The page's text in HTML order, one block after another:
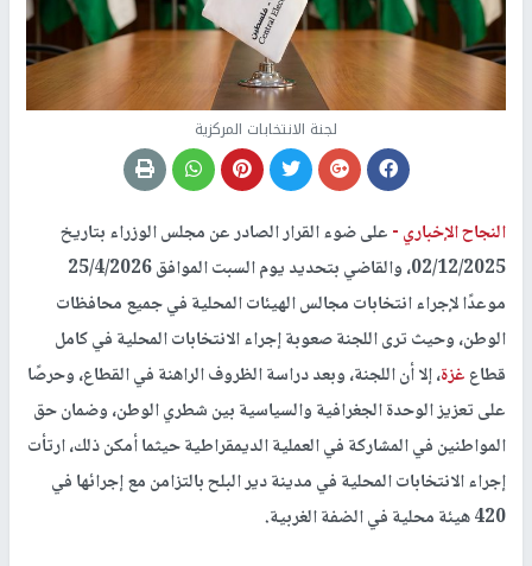
لجنة الانتخابات المركزية
النجاح الإخباري -على ضوء القرار الصادر عن مجلس الوزراء بتاريخ
02/12/2025، والقاضي بتحديد يوم السبت الموافق 25/4/2026
موعدًا لإجراء انتخابات مجالس الهيئات المحلية في جميع محافظات
الوطن، وحيث ترى اللجنة صعوبة إجراء الانتخابات المحلية في كامل
قطاعغزة، إلا أن اللجنة، وبعد دراسة الظروف الراهنة في القطاع، وحرصًا
على تعزيز الوحدة الجغرافية والسياسية بين شطري الوطن، وضمان حق
المواطنين في المشاركة في العملية الديمقراطية حيثما أمكن ذلك، ارتأت
إجراء الانتخابات المحلية في مدينة دير البلح بالتزامن مع إجرائها في
420 هيئة محلية في الضفة الغربية.